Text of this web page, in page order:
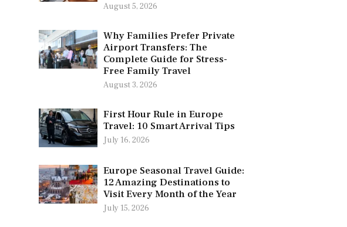
August 5, 2026
Why Families Prefer Private
Airport Transfers: The
Complete Guide for Stress-
Free Family Travel
August 3, 2026
First Hour Rule in Europe
Travel: 10 Smart Arrival Tips
July 16, 2026
Europe Seasonal Travel Guide:
12 Amazing Destinations to
Visit Every Month of the Year
July 15, 2026